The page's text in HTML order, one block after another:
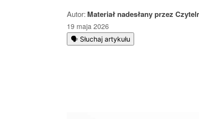
Autor: Materiał nadesłany przez
19 maja 2026
🗣️ Słuchaj artykułu